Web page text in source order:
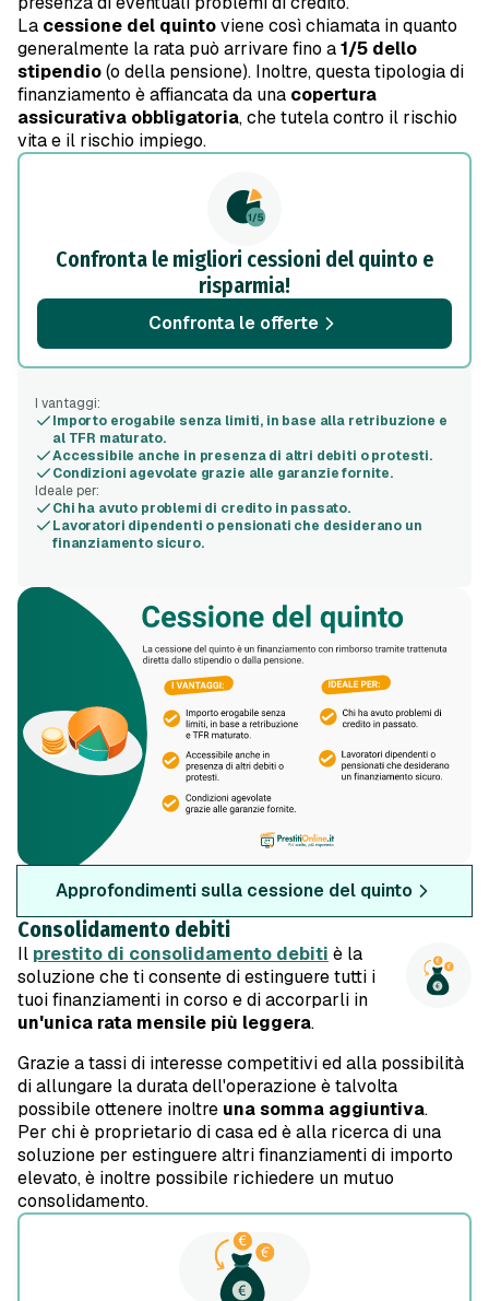
La cessione del quintoviene così chiamata in quanto
generalmente la rata può arrivare fino a1/5 dello
stipendio(o della pensione). Inoltre, questa tipologia di
finanziamento è affiancata da una copertura
assicurativa obbligatoria, che tutela contro il rischio
vita e il rischio impiego.
Confronta le migliori cessioni del quinto e
risparmia!
Confronta le offerte
I vantaggi:
Importo erogabile senza limiti, in base alla retribuzione e
al TFR maturato.
Accessibile anche in presenza di altri debiti o protesti.
Condizioni agevolate grazie alle garanzie fornite.
Ideale per:
Chi ha avuto problemi di credito in passato.
Lavoratori dipendenti o pensionati che desiderano un
finanziamento sicuro.
Approfondimenti sulla cessione del quinto
Consolidamento debiti
Il prestito di consolidamento debiti è la
soluzione che ti consente di estinguere tutti i
tuoi finanziamenti in corso e di accorparli in
un'unica rata mensile più leggera.
Grazie a tassi di interesse competitivi ed alla possibilità
di allungare la durata dell'operazione è talvolta
possibile ottenere inoltre una somma aggiuntiva.
Per chi è proprietario di casa ed è alla ricerca di una
soluzione per estinguere altri finanziamenti di importo
elevato, è inoltre possibile richiedere un mutuo
consolidamento.